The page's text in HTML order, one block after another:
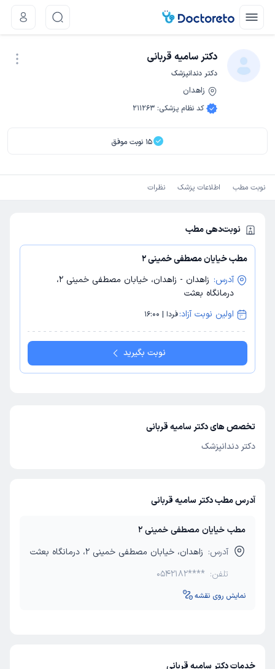
دکتر سامیه قربانی
دکتر دندانپزشک
زاهدان
کد نظام پزشکی:
211263
15 نوبت موفق
نوبت مطب اطلاعات پزشک نظرات
نوبت‌دهی مطب
مطب خیایان مصطفی خمینی 2
آدرس:
زاهدان - زاهدان، خیابان مصطفی خمینی 2،
درمانگاه بعثت
اولین نوبت آزاد:فردا | 16:00
نوبت بگیرید
تخصص های دکتر سامیه قربانی
دکتر دندانپزشک
آدرس مطب دکتر سامیه قربانی
مطب خیایان مصطفی خمینی 2
آدرس: زاهدان، خیابان مصطفی خمینی 2، درمانگاه بعثت
تلفن: 0542182****
نمایش روی نقشه
خدمات دکتر سامیه قربانی